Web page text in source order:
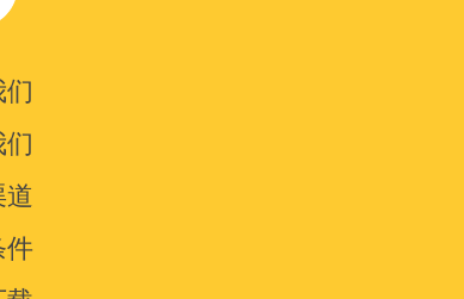
们
件